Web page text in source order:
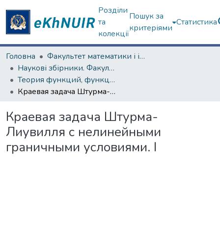
Розділи
та
колекції
Пошук за
критеріями
Статистика
Головна
Факультет математики і інформатики
Наукові збірники. Факультет математики і інформатики
Теория функций, функциональный анализ и их приложения (1965–1985 гг.)
Краевая задача Штурма-Лиувилля с нелинейными граничными условиями. I
Краевая задача Штурма-
Лиувилля с нелинейными
граничными условиями. I